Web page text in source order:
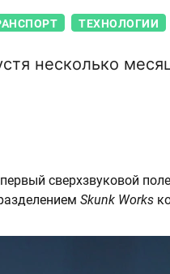
ТЕХНОЛОГИИ
несколько
сверхзвуковой
Skunk Works